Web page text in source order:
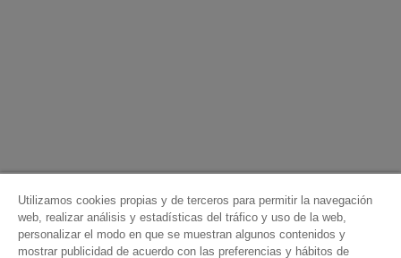
Utilizamos cookies propias y de terceros para permitir la navegación
web, realizar análisis y estadísticas del tráfico y uso de la web,
personalizar el modo en que se muestran algunos contenidos y
mostrar publicidad de acuerdo con las preferencias y hábitos de